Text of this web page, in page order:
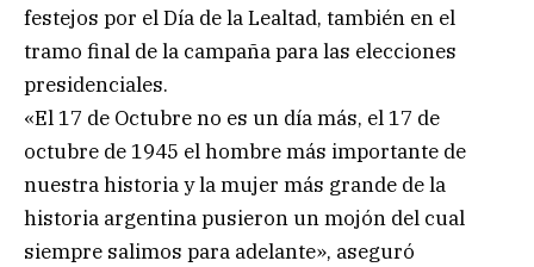
festejos por el Día de la Lealtad, también en el
tramo final de la campaña para las elecciones
presidenciales.
«El 17 de Octubre no es un día más, el 17 de
octubre de 1945 el hombre más importante de
nuestra historia y la mujer más grande de la
historia argentina pusieron un mojón del cual
siempre salimos para adelante», aseguró